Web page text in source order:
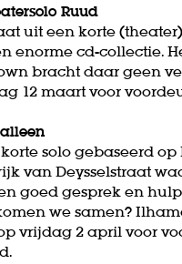
Ruud
uit een korte
enorme cd-collectie.
bracht daar geen
12 maart voor
solo gebaseerd
van Deysselstraat
goed gesprek en
we samen?
vrijdag 2 april voor